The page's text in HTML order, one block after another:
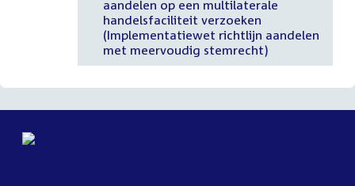
aandelen op een multilaterale
handelsfaciliteit verzoeken
(Implementatiewet richtlijn aandelen
met meervoudig stemrecht)